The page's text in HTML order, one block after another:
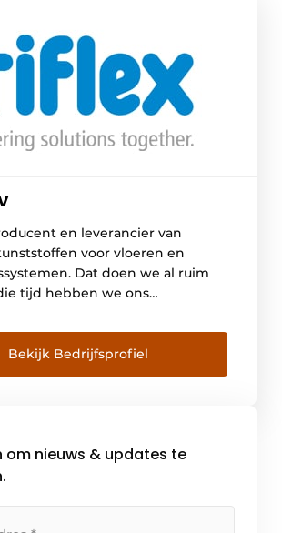
en leverancier van
voor vloeren en
Dat doen we al ruim
tijd hebben we ons
van wegen, infrastructuur,
balkons, terrassen en
systemen zijn volledig
scheuroverbruggend.
bij ons op nummer één. Daar
Bekijk Bedrijfsprofiel
om nieuws & updates te